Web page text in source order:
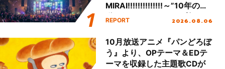
MIRAI!!!!!!!!!!!!!!～”10年の活
動を経てファイナルを迎える
REPORT 2026.08.06
10月放送アニメ『パンどろぼ
う』より、OPテーマ＆EDテ
ーマを収録した主題歌CDが